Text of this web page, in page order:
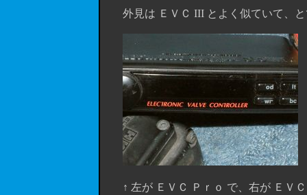
外見は ＥＶＣ III とよく似ていて、と
↑ 左が ＥＶＣ Ｐｒｏ で、右が ＥＶＣ